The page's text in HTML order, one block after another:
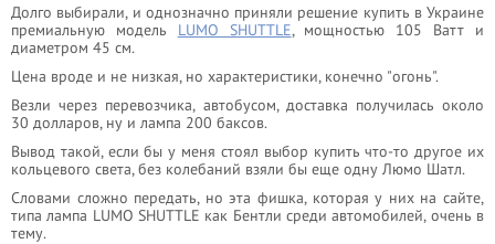
Долго выбирали, и однозначно приняли решение купить в Украине
премиальную модель LUMO SHUTTLE, мощностью 105 Ватт и
диаметром 45 см.
Цена вроде и не низкая, но характеристики, конечно "огонь".
Везли через перевозчика, автобусом, доставка получилась около
30 долларов, ну и лампа 200 баксов.
Вывод такой, если бы у меня стоял выбор купить что-то другое их
кольцевого света, без колебаний взяли бы еще одну Люмо Шатл.
Словами сложно передать, но эта фишка, которая у них на сайте,
типа лампа LUMO SHUTTLE как Бентли среди автомобилей, очень в
тему.